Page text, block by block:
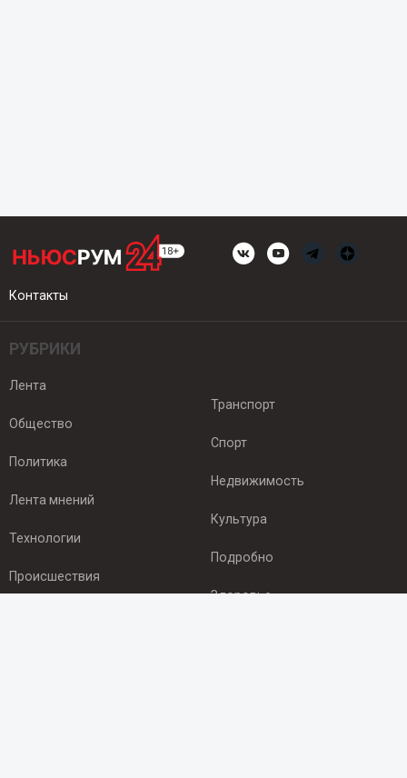
Контакты
РУБРИКИ
Лента
Общество
Политика
Лента мнений
Технологии
Происшествия
Транспорт
Спорт
Недвижимость
Культура
Подробно
Здоровье